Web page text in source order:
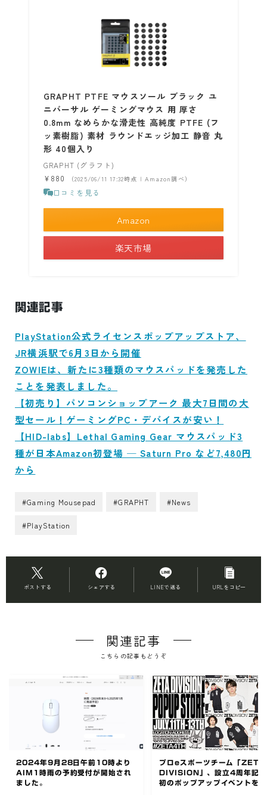
GRAPHT PTFE マウスソール ブラック ユ
ニバーサル ゲーミングマウス 用 厚さ
0.8mm なめらかな滑走性 高純度 PTFE (フ
ッ素樹脂) 素材 ラウンドエッジ加工 静音 丸
形 40個入り
GRAPHT (グラフト)
¥880
（2025/06/11 17:32時点 | Amazon調べ）
口コミを見る
Amazon
楽天市場
関連記事
PlayStation公式ライセンスポップアップストア、
JR横浜駅で6月3日から開催
ZOWIEは、新たに3種類のマウスパッドを発売した
ことを発表しました。
【初売り】パソコンショップアーク 最大7日間の大
型セール！ゲーミングPC・デバイスが安い！
【HID-labs】Lethal Gaming Gear マウスパッド3
種が日本Amazon初登場 ─ Saturn Pro など7,480円
から
#Gaming Mousepad #GRAPHT #News
#PlayStation
ポストする シェアする LINEで送る URLをコピー
関連記事
こちらの記事もどうぞ
2024年9月28日午前10時より
AIM1時雨の予約受付が開始され
ました。
プロeスポーツチーム「ZETA
DIVISION」、設立4周年記
初のポップアップイベントを